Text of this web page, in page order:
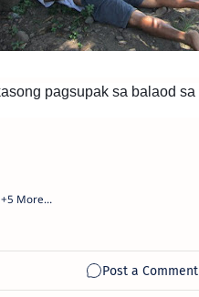
pagsupak sa balaod